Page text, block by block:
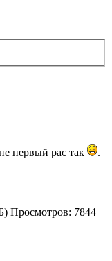
первый рас так
.
Просмотров: 7844